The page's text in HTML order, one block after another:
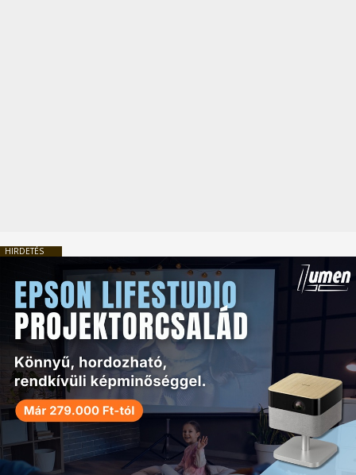
HIRDETÉS